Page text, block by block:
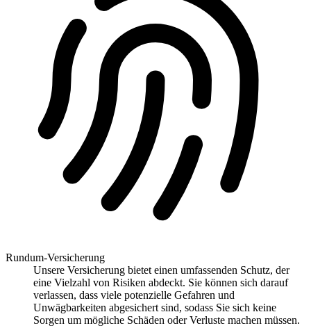
Rundum-Versicherung
Unsere Versicherung bietet einen umfassenden Schutz, der
eine Vielzahl von Risiken abdeckt. Sie können sich darauf
verlassen, dass viele potenzielle Gefahren und
Unwägbarkeiten abgesichert sind, sodass Sie sich keine
Sorgen um mögliche Schäden oder Verluste machen müssen.